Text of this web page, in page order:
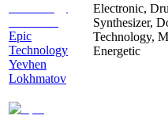
Epic
Technology
Yevhen
Lokhmatov
Electronic,
Synthesizer,
Technology,
Energetic